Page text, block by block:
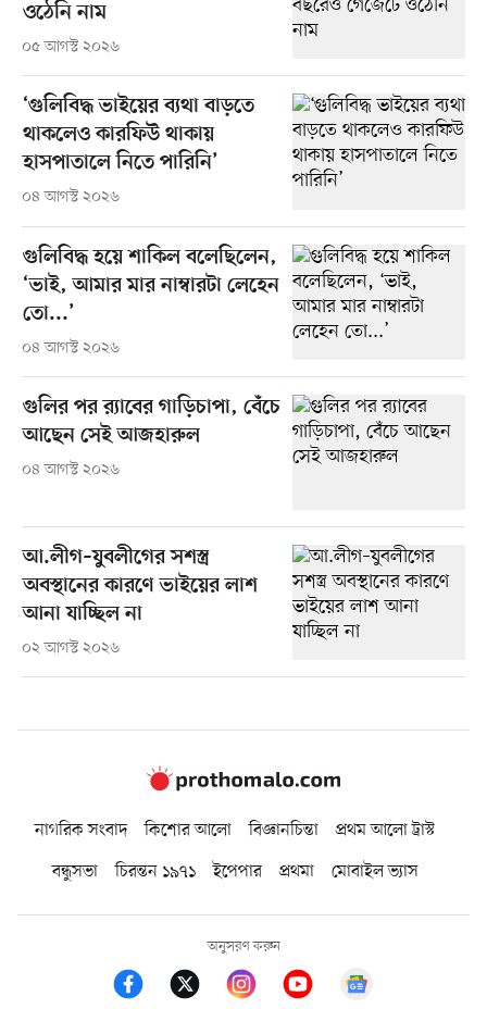
ওঠেনি নাম
০৫ আগস্ট ২০২৬
‘গুলিবিদ্ধ ভাইয়ের ব্যথা বাড়তে
থাকলেও কারফিউ থাকায়
হাসপাতালে নিতে পারিনি’
০৪ আগস্ট ২০২৬
গুলিবিদ্ধ হয়ে শাকিল বলেছিলেন,
‘ভাই, আমার মার নাম্বারটা লেহেন
তো...’
০৪ আগস্ট ২০২৬
গুলির পর র‍্যাবের গাড়িচাপা, বেঁচে
আছেন সেই আজহারুল
০৪ আগস্ট ২০২৬
আ.লীগ–যুবলীগের সশস্ত্র
অবস্থানের কারণে ভাইয়ের লাশ
আনা যাচ্ছিল না
০২ আগস্ট ২০২৬
নাগরিক সংবাদ কিশোর আলো বিজ্ঞানচিন্তা
প্রথম আলো ট্রাস্ট
বন্ধুসভা
চিরন্তন ১৯৭১ ইপেপার প্রথমা মোবাইল ভ্যাস
অনুসরণ করুন